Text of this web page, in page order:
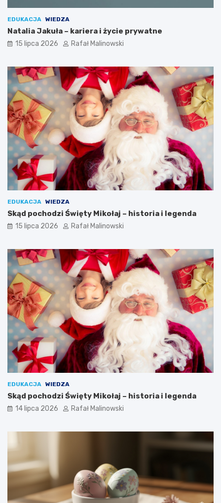
EDUKACJA WIEDZA
Natalia Jakuła – kariera i życie prywatne
15 lipca 2026 Rafał Malinowski
EDUKACJA WIEDZA
Skąd pochodzi Święty Mikołaj – historia i legenda
15 lipca 2026 Rafał Malinowski
EDUKACJA WIEDZA
Skąd pochodzi Święty Mikołaj – historia i legenda
14 lipca 2026 Rafał Malinowski